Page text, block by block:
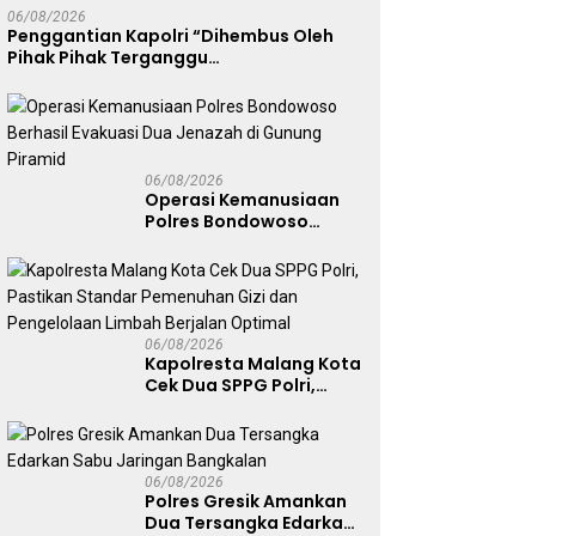
06/08/2026
Penggantian Kapolri “Dihembus Oleh
Pihak Pihak Terganggu
06/08/2026
Operasi Kemanusiaan
Polres Bondowoso
Jenazah di Gunung
Piramid
06/08/2026
Kapolresta Malang Kota
Cek Dua SPPG Polri,
Pemenuhan Gizi dan
Pengelolaan Limbah
Berjalan Optimal
06/08/2026
Polres Gresik Amankan
Dua Tersangka Edarkan